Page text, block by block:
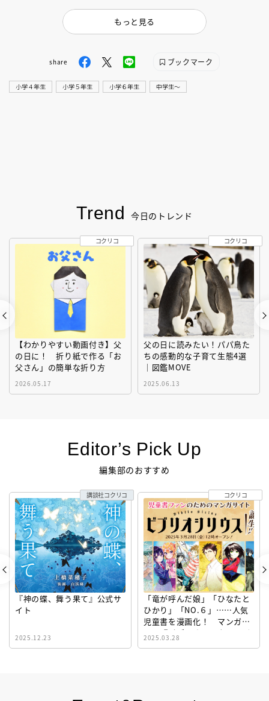
もっと見る
share ブックマーク
小学４年生 小学５年生 小学６年生 中学生〜
Trend 今日のトレンド
【わかりやすい動画付き】父
の日に！ 折り紙で作る「お
父さん」の簡単な折り方
2026.05.17
コクリコ
父の日に読みたい！パパ鳥た
ちの感動的な子育て生態4選
｜図鑑MOVE
2025.06.13
コクリコ
Editor’s Pick Up
編集部のおすすめ
『神の蝶、舞う果て』公式サ
イト
2025.12.23
講談社コクリコ
「竜が呼んだ娘」「ひなたと
ひかり」「NO.６」……人気
児童書を漫画化！ マンガサ
イト『ビブリオシリウス』誕
生！
2025.03.28
コクリコ